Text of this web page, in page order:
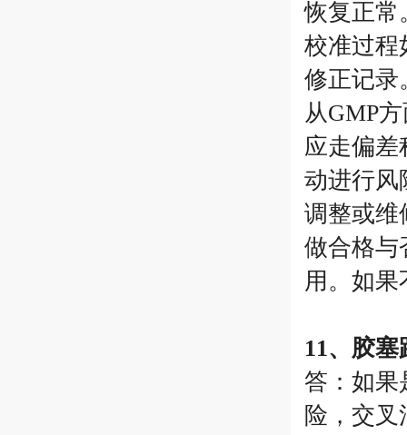
恢复正常
校准过程
修正记录
从GMP
应走偏差
动进行风
调整或维
做合格与
用。如
11、胶
答：如果
险，交